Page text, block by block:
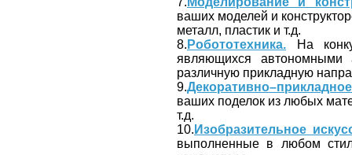
ваших моделей и
металл, пластик и т.д.
8. Робототехника. На
являющихся автономными
различную прикладную
9.
ваших поделок из любых
т.д.
10. Изобразительное
выполненные в любом